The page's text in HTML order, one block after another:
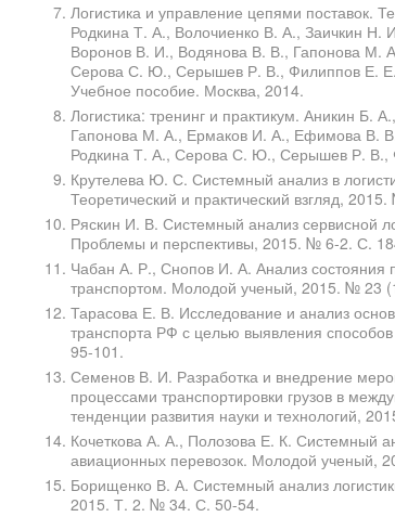
Логистика и управление цепями поставок.
Родкина Т. А., Волочиенко В. А., Заичкин
Воронов В. И., Водянова В. В., Гапонова
Серова С. Ю., Серышев Р. В., Филиппов Е.
Учебное пособие. Москва, 2014.
Логистика: тренинг и практикум. Аникин
Гапонова М. А., Ермаков И. А., Ефимова В.
Родкина Т. А., Серова С. Ю., Серышев Р. В.,
Крутелева Ю. С. Системный анализ в
Теоретический и практический взгляд,
Ряскин И. В. Системный анализ сервисной
Проблемы и перспективы, 2015. № 6-2. С.
Чабан А. Р., Снопов И. А. Анализ состояния
транспортом. Молодой ученый, 2015. № 23
Тарасова Е. В. Исследование и анализ
транспорта РФ с целью выявления
95-101.
Семенов В. И. Разработка и внедрение
процессами транспортировки грузов в
тенденции развития науки и технологий,
Кочеткова А. А., Полозова Е. К. Системный
авиационных перевозок. Молодой ученый,
Борищенко В. А. Системный анализ
2015. Т. 2. № 34. С. 50-54.